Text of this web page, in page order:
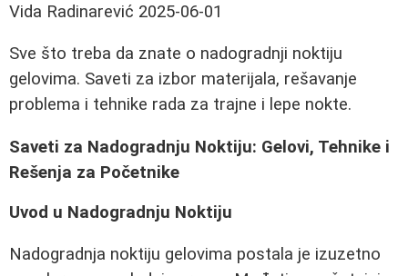
Vida Radinarević 2025-06-01
Sve što treba da znate o nadogradnji noktiju
gelovima. Saveti za izbor materijala, rešavanje
problema i tehnike rada za trajne i lepe nokte.
Saveti za Nadogradnju Noktiju: Gelovi, Tehnike i
Rešenja za Početnike
Uvod u Nadogradnju Noktiju
Nadogradnja noktiju gelovima postala je izuzetno